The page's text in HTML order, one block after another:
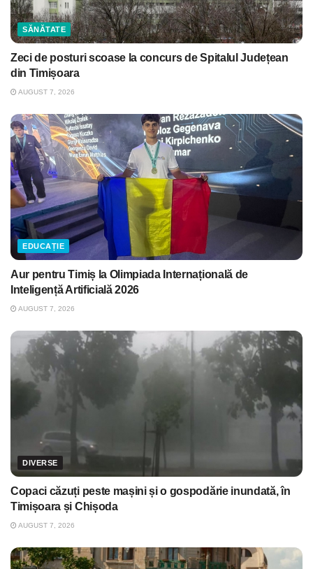
SĂNĂTATE
Zeci de posturi scoase la concurs de Spitalul Județean
din Timișoara
AUGUST 7, 2026
EDUCAȚIE
Aur pentru Timiș la Olimpiada Internațională de
Inteligență Artificială 2026
AUGUST 7, 2026
DIVERSE
Copaci căzuți peste mașini și o gospodărie inundată, în
Timișoara și Chișoda
AUGUST 7, 2026